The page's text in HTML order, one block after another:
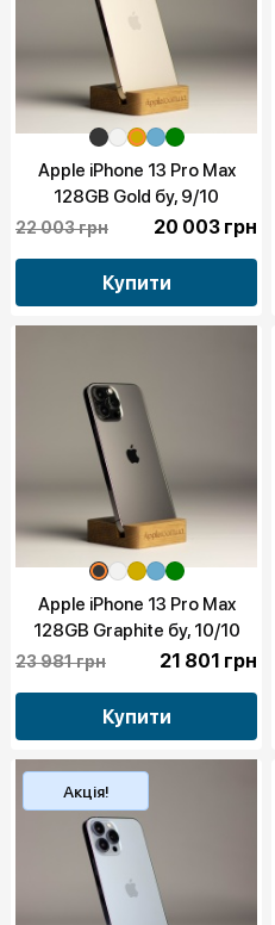
Apple iPhone 13 Pro Max
128GB Gold бу, 9/10
22 003 грн 20 003 грн
Купити
Apple iPhone 13 Pro Max
128GB Graphite бу, 10/10
23 981 грн 21 801 грн
Купити
Акція!